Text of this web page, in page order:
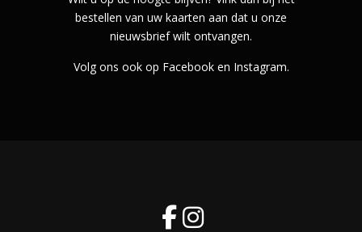
bestellen van uw kaarten aan dat u onze
nieuwsbrief wilt ontvangen.
Volg ons ook op Facebook en Instagram.